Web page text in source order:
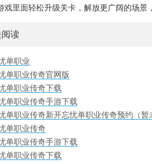
戏里面轻松升级关卡，解放更广阔的场景
读
单职业
单职业传奇官网版
单职业传奇下载
单职业传奇手游下载
单职业传奇新开忘忧单职业传奇预约（暂
单职业传奇
单职业传奇手游下载
单职业传奇下载